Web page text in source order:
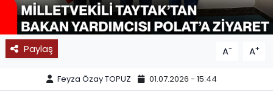
Paylaş A- A+
Feyza Özay TOPUZ 01.07.2026 - 15:44